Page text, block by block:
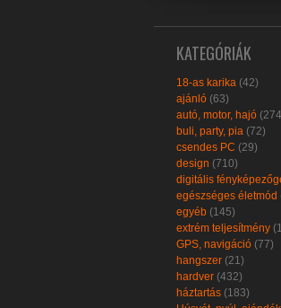
KATEGÓRIÁK
18-as karika (42)
ajánló (63)
autó, motor, hajó
buli, party, pia (72)
csendes PC (29)
design (710)
digitális
egészséges életmód
egyéb (145)
extrém teljesítmény
GPS, navigáció (77)
hangszer (21)
hardver (432)
háztartás (183)